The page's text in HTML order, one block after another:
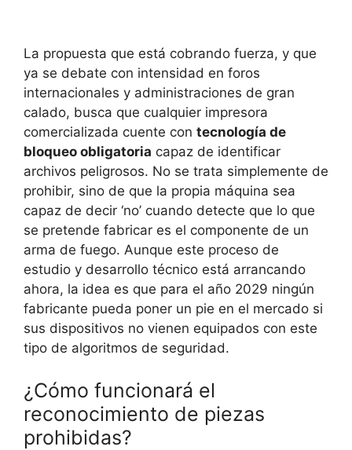
La propuesta que está cobrando fuerza, y que
ya se debate con intensidad en foros
internacionales y administraciones de gran
calado, busca que cualquier impresora
comercializada cuente con tecnología de
bloqueo obligatoria capaz de identificar
archivos peligrosos. No se trata simplemente de
prohibir, sino de que la propia máquina sea
capaz de decir ‘no’ cuando detecte que lo que
se pretende fabricar es el componente de un
arma de fuego. Aunque este proceso de
estudio y desarrollo técnico está arrancando
ahora, la idea es que para el año 2029 ningún
fabricante pueda poner un pie en el mercado si
sus dispositivos no vienen equipados con este
tipo de algoritmos de seguridad.
¿Cómo funcionará el
reconocimiento de piezas
prohibidas?